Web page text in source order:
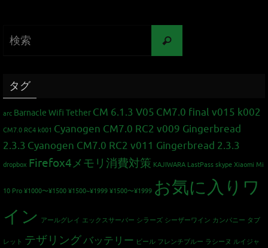
タグ
arc Barnacle Wifi Tether CM 6.1.3 V05 CM7.0 final v015 k002
CM7.0 RC4 k001 Cyanogen CM7.0 RC2 v009 Gingerbread
2.3.3 Cyanogen CM7.0 RC2 v011 Gingerbread 2.3.3
dropbox Firefox4メモリ消費対策 KAJIWARA LastPass skype Xiaomi Mi
10 Pro ¥1000〜¥1500 ¥1500~¥1999 ¥1500〜¥1999 お気に入りワ
イン アールグレイ エックスサーバー シラーズ シーザーワイン カンパニー タブ
レット テザリングバッテリー ビール フレンチブルー ラシーヌ ルイジャ